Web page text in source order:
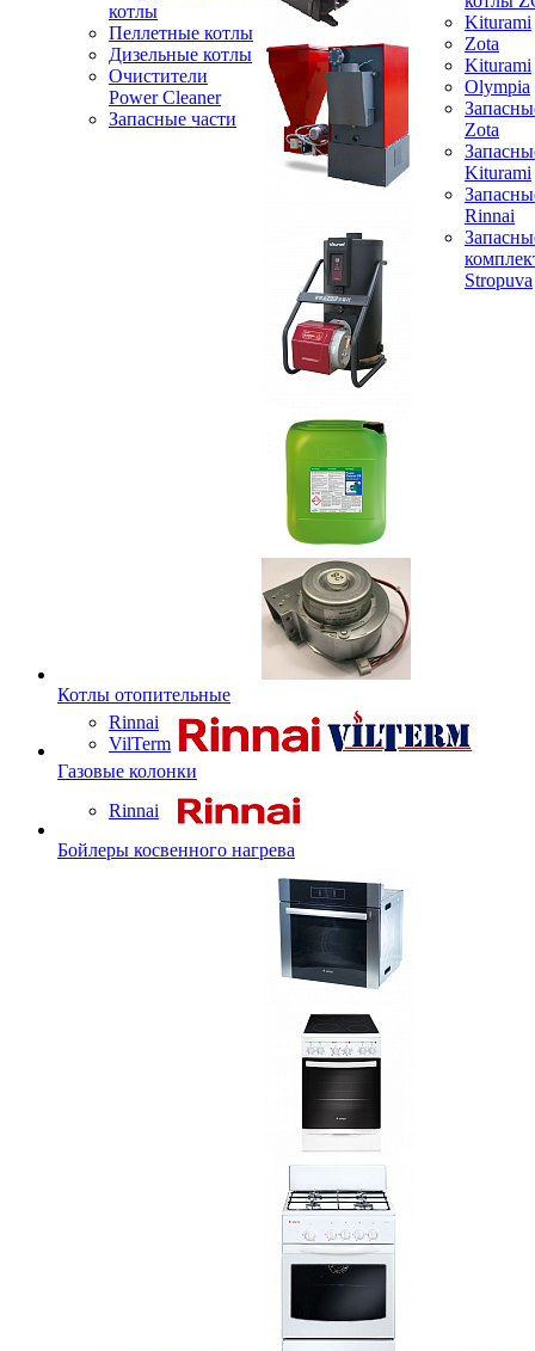
котлы
Пеллетные котлы
Дизельные котлы
Очистители
Power Cleaner
Запасные части
Kiturami
Zota
Kiturami
Olympia
Zota
Kiturami
Rinnai
Stropuva
Котлы отопительные
Rinnai
VilTerm
Газовые колонки
Rinnai
Бойлеры косвенного нагрева